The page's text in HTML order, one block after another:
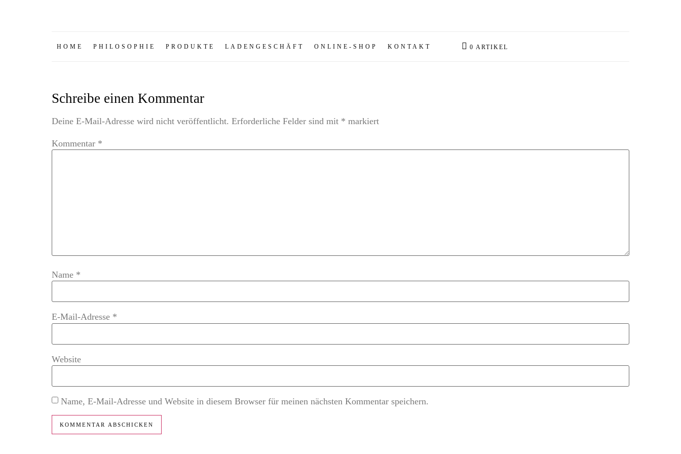
HOME PHILOSOPHIE PRODUKTE LADENGESCHÄFT ONLINE-SHOP KONTAKT 0 ARTIKEL
Schreibe einen Kommentar
Deine E-Mail-Adresse wird nicht veröffentlicht. Erforderliche Felder sind mit * markiert
Kommentar *
Name *
E-Mail-Adresse *
Website
Name, E-Mail-Adresse und Website in diesem Browser für meinen nächsten Kommentar speichern.